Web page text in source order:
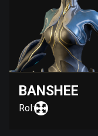
BANSHEE
Rol: